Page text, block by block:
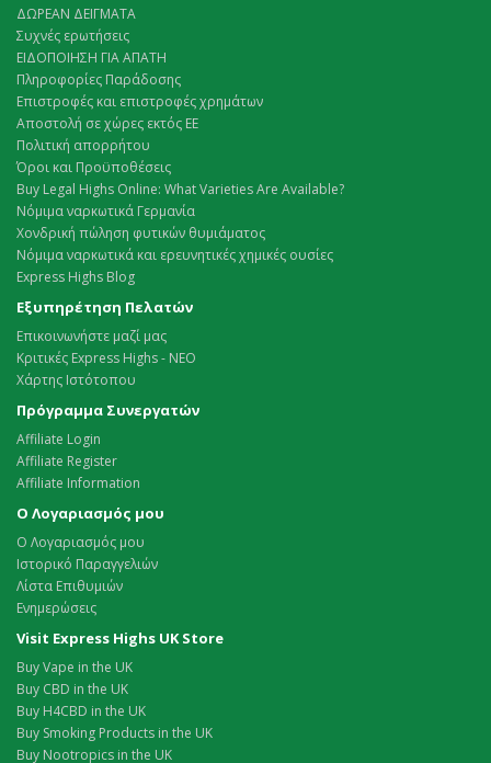
ΔΩΡΕΑΝ ΔΕΙΓΜΑΤΑ
Συχνές ερωτήσεις
ΕΙΔΟΠΟΙΗΣΗ ΓΙΑ ΑΠΑΤΗ
Πληροφορίες Παράδοσης
Επιστροφές και επιστροφές χρημάτων
Αποστολή σε χώρες εκτός ΕΕ
Πολιτική απορρήτου
Όροι και Προϋποθέσεις
Buy Legal Highs Online: What Varieties Are Available?
Νόμιμα ναρκωτικά Γερμανία
Χονδρική πώληση φυτικών θυμιάματος
Νόμιμα ναρκωτικά και ερευνητικές χημικές ουσίες
Express Highs Blog
Εξυπηρέτηση Πελατών
Επικοινωνήστε μαζί μας
Κριτικές Express Highs - ΝΕΟ
Χάρτης Ιστότοπου
Πρόγραμμα Συνεργατών
Affiliate Login
Affiliate Register
Affiliate Information
Ο Λογαριασμός μου
Ο Λογαριασμός μου
Ιστορικό Παραγγελιών
Λίστα Επιθυμιών
Ενημερώσεις
Visit Express Highs UK Store
Buy Vape in the UK
Buy CBD in the UK
Buy H4CBD in the UK
Buy Smoking Products in the UK
Buy Nootropics in the UK